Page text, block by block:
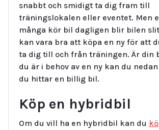
snabbt och smidigt ta dig fram till
träningslokalen eller eventet. Men
många kör bil dagligen blir bilen
kan vara bra att köpa en ny för att
ta dig till och från träningen. Är din
du är i behov av en ny kan du
du hittar en billig bil.
Köp en hybridbil
Om du vill ha en hybridbil kan du